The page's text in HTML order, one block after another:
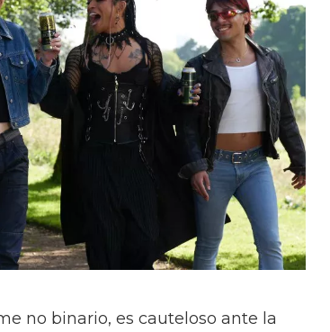
no binario, es cauteloso ante la